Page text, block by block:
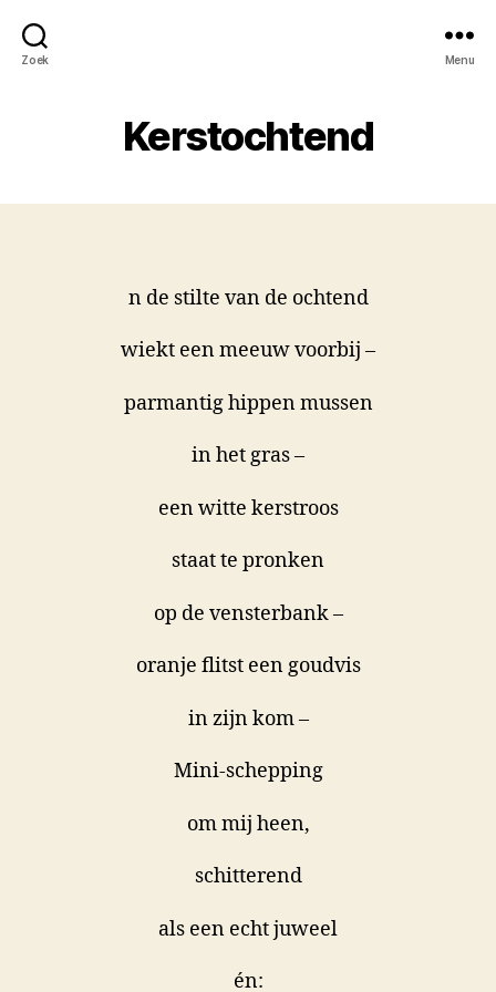
Zoek Menu
Kerstochtend
n de stilte van de ochtend
wiekt een meeuw voorbij –
parmantig hippen mussen
in het gras –
een witte kerstroos
staat te pronken
op de vensterbank –
oranje flitst een goudvis
in zijn kom –
Mini-schepping
om mij heen,
schitterend
als een echt juweel
én: